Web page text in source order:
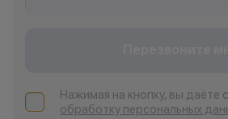
Нажимая на кнопку, вы даёте
обработку персональных